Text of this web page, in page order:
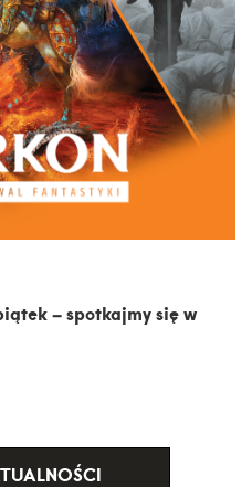
– spotkajmy się w